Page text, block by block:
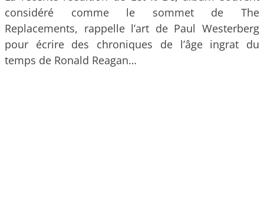
considéré comme le sommet de The
Replacements, rappelle l’art de Paul Westerberg
pour écrire des chroniques de l’âge ingrat du
temps de Ronald Reagan…